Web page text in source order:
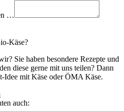
…
Käse?
Sie haben besondere Rezepte und
diese gerne mit uns teilen? Dann
Idee mit Käse oder ÖMA Käse.
auch: